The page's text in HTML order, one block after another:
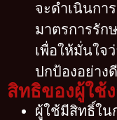
จะดำเนินกา
มาตรการรัก
เพื่อให้มั่นใจ
ปกป้องอย่าง
สิทธิของผู้ใช้
ผู้ใช้มีสิทธิ์ใน